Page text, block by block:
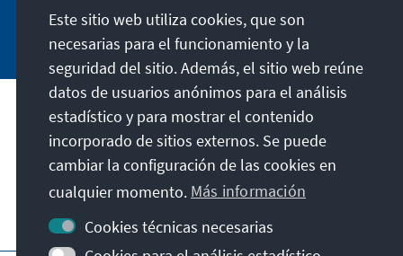
Jetzt abonnieren
Nuestra misión
Contacto
Otras ofertas de la fundación
Este sitio web utiliza cookies, que son
necesarias para el funcionamiento y la
seguridad del sitio. Además, el sitio web reúne
datos de usuarios anónimos para el análisis
estadístico y para mostrar el contenido
incorporado de sitios externos. Se puede
cambiar la configuración de las cookies en
cualquier momento. Más información
Cookies técnicas necesarias